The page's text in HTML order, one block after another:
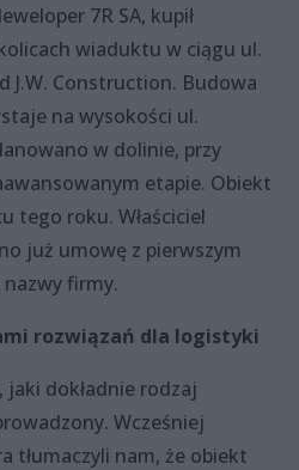
7R SA, kupił
wiaduktu w ciągu ul.
J.W. Construction. Budowa
na wysokości ul.
w dolinie, przy
etapie. Obiekt
tego roku. Właściciel
już umowę z pierwszym
firmy.
rozwiązań dla logistyki
dokładnie rodzaj
Wcześniej
tłumaczyli nam, że obiekt